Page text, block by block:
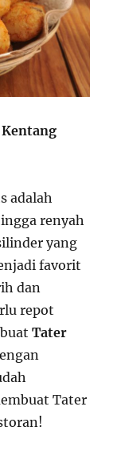
adalah
renyah
yang
favorit
dan
repot
Tater
Tater